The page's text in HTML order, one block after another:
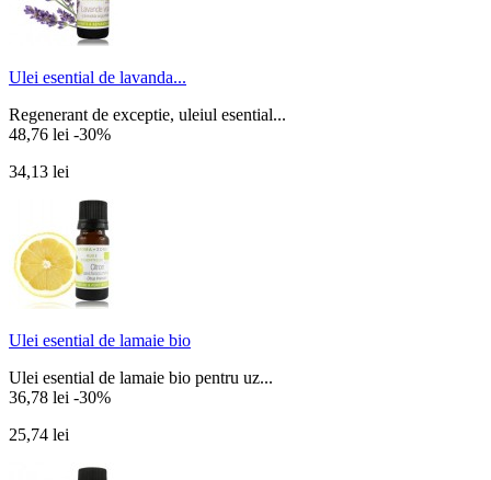
Ulei esential de lavanda...
Regenerant de exceptie, uleiul esential...
48,76 lei -30%
34,13 lei
Ulei esential de lamaie bio
Ulei esential de lamaie bio pentru uz...
36,78 lei -30%
25,74 lei